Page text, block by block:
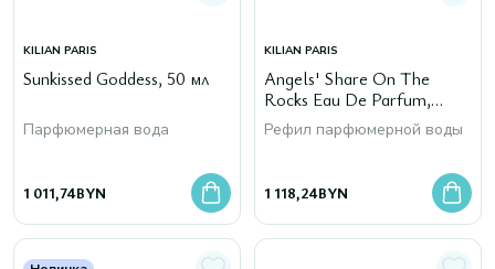
KILIAN PARIS
Sunkissed Goddess, 50 мл
Парфюмерная вода
1 011,74BYN
KILIAN PARIS
Angels' Share On The
Rocks Eau De Parfum,
Refill- 100 мл
Рефил парфюмерной воды
1 118,24BYN